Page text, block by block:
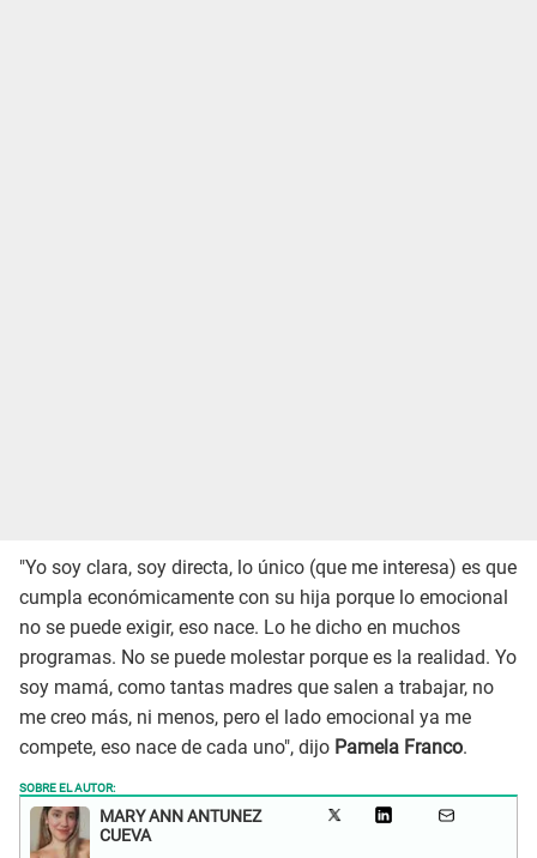
"Yo soy clara, soy directa, lo único (que me interesa) es que
cumpla económicamente con su hija porque lo emocional
no se puede exigir, eso nace. Lo he dicho en muchos
programas. No se puede molestar porque es la realidad. Yo
soy mamá, como tantas madres que salen a trabajar, no
me creo más, ni menos, pero el lado emocional ya me
compete, eso nace de cada uno", dijo Pamela Franco.
SOBRE EL AUTOR:
MARY ANN ANTUNEZ
CUEVA